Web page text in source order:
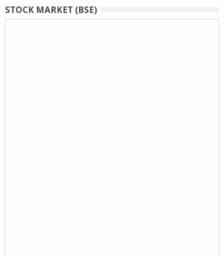
STOCK MARKET (BSE)